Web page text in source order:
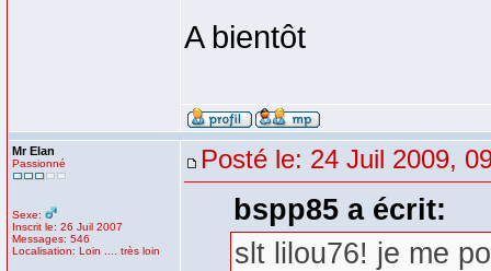
A bientôt
Mr Elan
Passionné
Sexe:
Inscrit le: 26 Juil 2007
Messages: 546
Localisation: Loin .... très loin
Posté le: 24 Juil 2009,
bspp85 a écrit:
slt lilou76! je me